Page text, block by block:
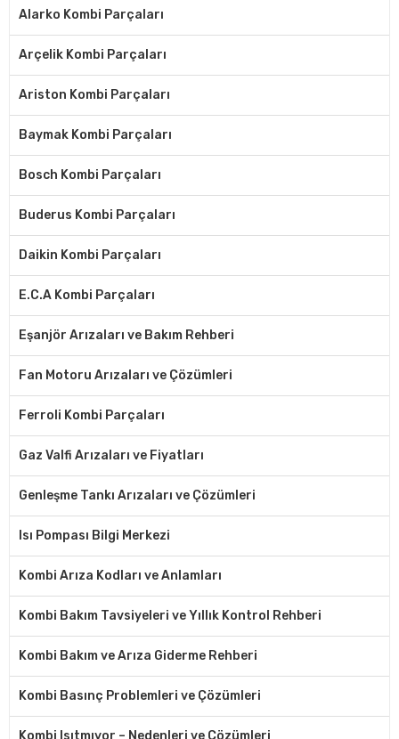
Alarko Kombi Parçaları
Arçelik Kombi Parçaları
Ariston Kombi Parçaları
Baymak Kombi Parçaları
Bosch Kombi Parçaları
Buderus Kombi Parçaları
Daikin Kombi Parçaları
E.C.A Kombi Parçaları
Eşanjör Arızaları ve Bakım Rehberi
Fan Motoru Arızaları ve Çözümleri
Ferroli Kombi Parçaları
Gaz Valfi Arızaları ve Fiyatları
Genleşme Tankı Arızaları ve Çözümleri
Isı Pompası Bilgi Merkezi
Kombi Arıza Kodları ve Anlamları
Kombi Bakım Tavsiyeleri ve Yıllık Kontrol Rehberi
Kombi Bakım ve Arıza Giderme Rehberi
Kombi Basınç Problemleri ve Çözümleri
Kombi Isıtmıyor – Nedenleri ve Çözümleri